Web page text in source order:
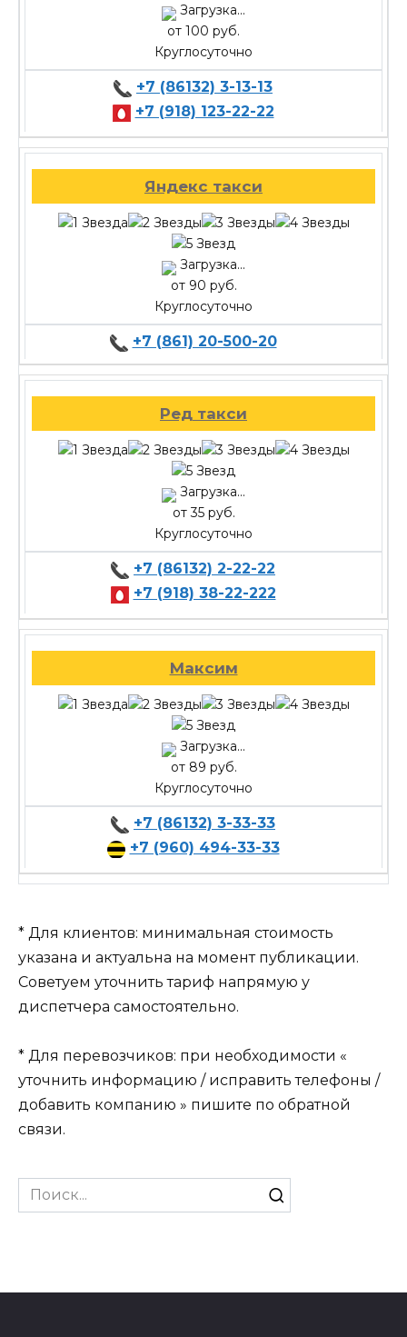
Загрузка...
от 100 руб.
Круглосуточно
+7 (86132) 3-13-13
+7 (918) 123-22-22
Яндекс такси
Загрузка...
от 90 руб.
Круглосуточно
+7 (861) 20-500-20
Ред такси
Загрузка...
от 35 руб.
Круглосуточно
+7 (86132) 2-22-22
+7 (918) 38-22-222
Максим
Загрузка...
от 89 руб.
Круглосуточно
+7 (86132) 3-33-33
+7 (960) 494-33-33
* Для клиентов: минимальная стоимость
указана и актуальна на момент публикации.
Советуем уточнить тариф напрямую у
диспетчера самостоятельно.
* Для перевозчиков: при необходимости «
уточнить информацию / исправить телефоны /
добавить компанию » пишите по обратной
связи.
Search
for: